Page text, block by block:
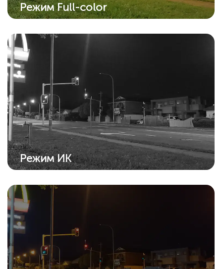
Режим Full-color
ночное видение теперь работает в
полноцветном режиме.
Режим ИК
обеспечивает четкие черно-белые снимки
даже в темноте.